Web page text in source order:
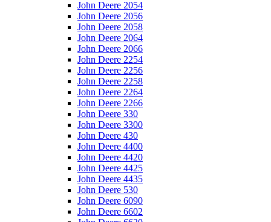
John Deere 2054
John Deere 2056
John Deere 2058
John Deere 2064
John Deere 2066
John Deere 2254
John Deere 2256
John Deere 2258
John Deere 2264
John Deere 2266
John Deere 330
John Deere 3300
John Deere 430
John Deere 4400
John Deere 4420
John Deere 4425
John Deere 4435
John Deere 530
John Deere 6090
John Deere 6602